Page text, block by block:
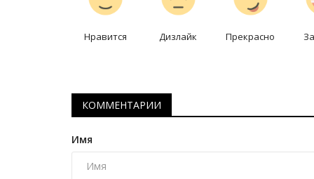
Нравится Дизлайк Прекрасно
КОММЕНТАРИИ
Имя